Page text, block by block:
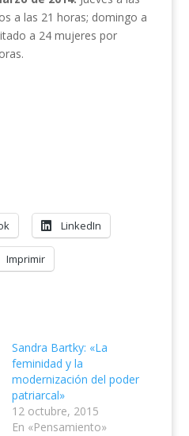
a las 21 horas; domingo a
a 24 mujeres por
LinkedIn
Imprimir
Sandra Bartky: «La
feminidad y la
modernización del poder
patriarcal»
12 octubre, 2015
En «Pensamiento»